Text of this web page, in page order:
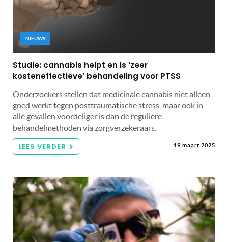
NIEUWS
Studie: cannabis helpt en is ‘zeer
kosteneffectieve’ behandeling voor PTSS
Onderzoekers stellen dat medicinale cannabis niet alleen
goed werkt tegen posttraumatische stress, maar ook in
alle gevallen voordeliger is dan de reguliere
behandelmethoden via zorgverzekeraars.
LEES VERDER 19 maart 2025